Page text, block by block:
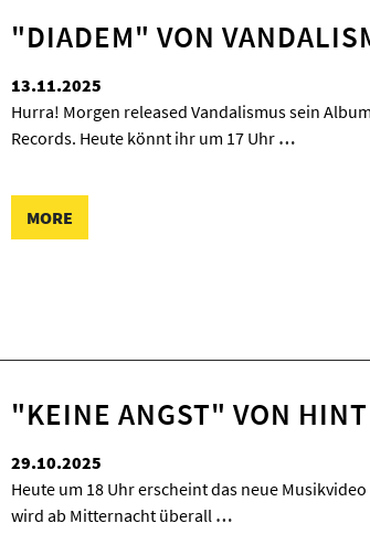
"DIADEM" VON
13.11.2025
Hurra! Morgen released Vandalismus sein
Records. Heute könnt ihr um 17 Uhr …
MORE
"KEINE ANGST" VON
29.10.2025
Heute um 18 Uhr erscheint das neue
wird ab Mitternacht überall …